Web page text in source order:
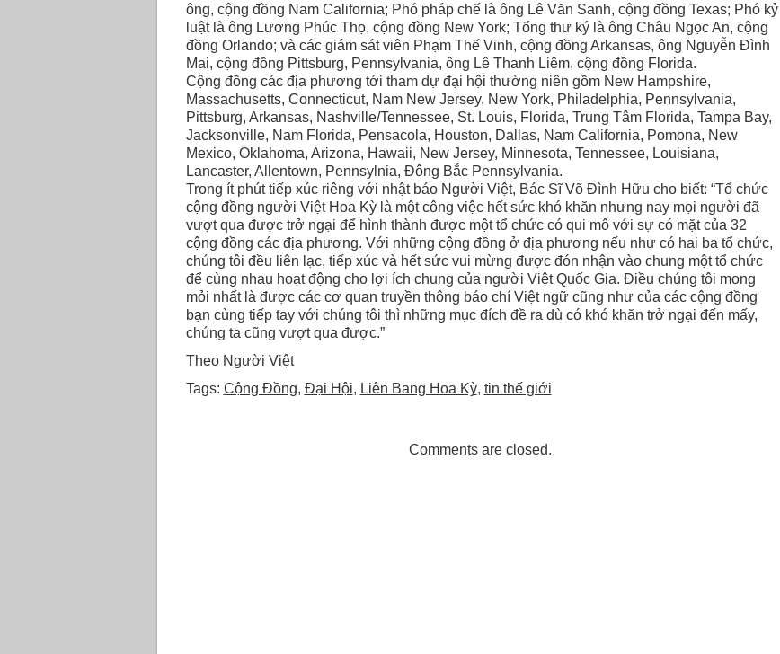
ông, cộng đồng Nam California; Phó pháp chế là ông Lê Văn Sanh, cộng đồng Texas; Phó kỷ
luật là ông Lương Phúc Thọ, cộng đồng New York; Tổng thư ký là ông Châu Ngọc An, cộng
đồng Orlando; và các giám sát viên Phạm Thế Vinh, cộng đồng Arkansas, ông Nguyễn Ðình
Mai, cộng đồng Pittsburg, Pennsylvania, ông Lê Thanh Liêm, cộng đồng Florida.
Cộng đồng các địa phương tới tham dự đại hội thường niên gồm New Hampshire,
Massachusetts, Connecticut, Nam New Jersey, New York, Philadelphia, Pennsylvania,
Pittsburg, Arkansas, Nashville/Tennessee, St. Louis, Florida, Trung Tâm Florida, Tampa Bay,
Jacksonville, Nam Florida, Pensacola, Houston, Dallas, Nam California, Pomona, New
Mexico, Oklahoma, Arizona, Hawaii, New Jersey, Minnesota, Tennessee, Louisiana,
Lancaster, Allentown, Pennsylnia, Ðông Bắc Pennsylvania.
Trong ít phút tiếp xúc riêng với nhật báo Người Việt, Bác Sĩ Võ Ðình Hữu cho biết: “Tổ chức
cộng đồng người Việt Hoa Kỳ là một công việc hết sức khó khăn nhưng nay mọi người đã
vượt qua được trở ngại để hình thành được một tổ chức có qui mô với sự có mặt của 32
cộng đồng các địa phương. Với những cộng đồng ở địa phương nếu như có hai ba tổ chức,
chúng tôi đều liên lạc, tiếp xúc và hết sức vui mừng được đón nhận vào chung một tổ chức
để cùng nhau hoạt động cho lợi ích chung của người Việt Quốc Gia. Ðiều chúng tôi mong
mỏi nhất là được các cơ quan truyền thông báo chí Việt ngữ cũng như của các cộng đồng
bạn cùng tiếp tay với chúng tôi thì những mục đích đề ra dù có khó khăn trở ngại đến mấy,
chúng ta cũng vượt qua được.”
Theo Người Việt
Tags: Cộng Đồng, Đại Hội, Liên Bang Hoa Kỳ, tin thế giới
Comments are closed.